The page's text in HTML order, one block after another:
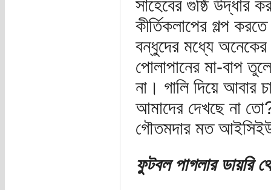
সাহেবের গুষ্ঠি উদ্ধার
কীর্তিকলাপের গল্প
বন্ধুদের মধ্যে
পোলাপানের মা-বাপ
না। গালি দিয়ে আবার
আমাদের দেখছে না
গৌতমদার মত
ফুটবল পাগলার ডায়রি